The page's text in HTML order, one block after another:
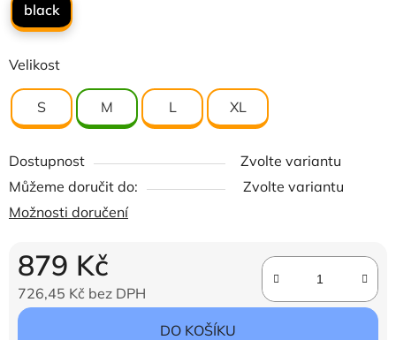
black
Velikost
S M L XL
Dostupnost
Zvolte variantu
Můžeme doručit do:
Zvolte variantu
Možnosti doručení
879 Kč
726,45 Kč bez DPH
Měrná cena:
DO KOŠÍKU